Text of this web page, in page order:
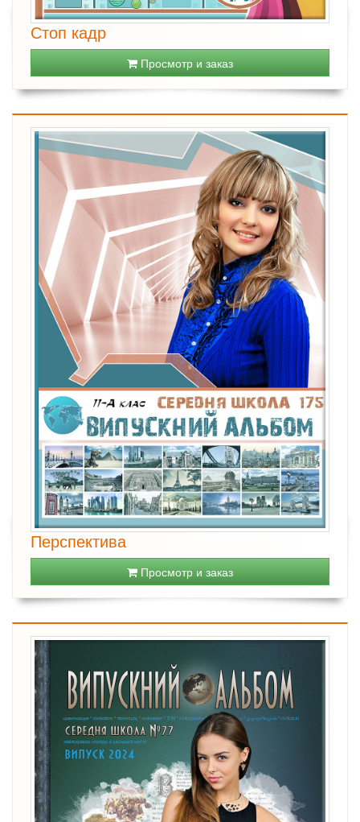
Стоп кадр
Просмотр и заказ
Перспектива
Просмотр и заказ